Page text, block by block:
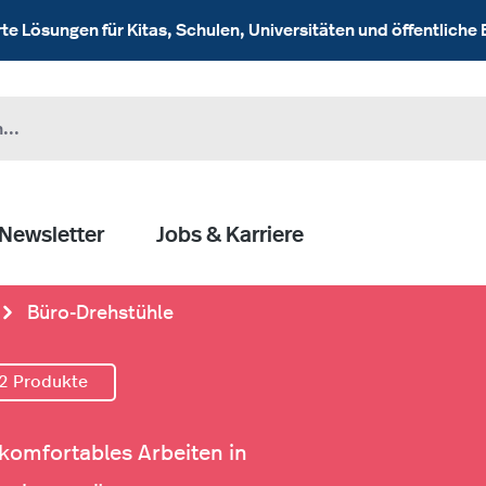
Lösungen für Kitas, Schulen, Universitäten und öffentliche
Newsletter Jobs & Karriere
Büro-Drehstühle
Produkte
Arbeiten in